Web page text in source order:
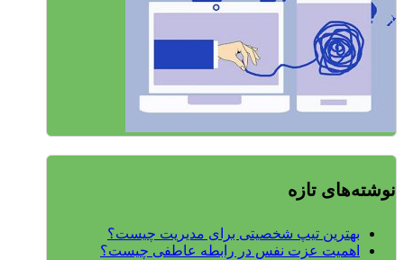
نوشته‌های تازه
بهترین تیپ شخصیتی برای مدیریت چیست؟
اهمیت عزت نفس در رابطه عاطفی چیست؟